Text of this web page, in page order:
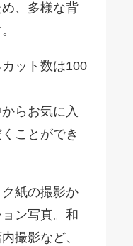
、多様な背
ット数は100
らお気に入
ことができ
紙の撮影か
ン写真。和
撮影など、